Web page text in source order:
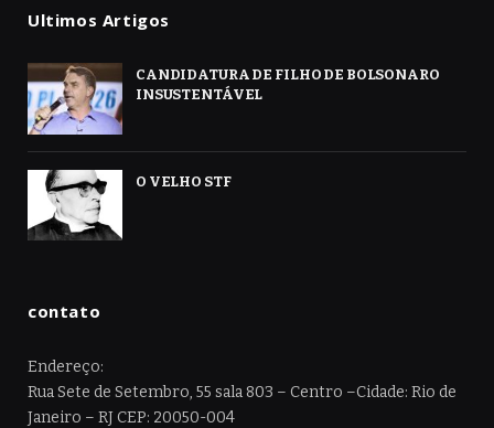
Ultimos Artigos
CANDIDATURA DE FILHO DE BOLSONARO
INSUSTENTÁVEL
O VELHO STF
contato
Endereço:
Rua Sete de Setembro, 55 sala 803 – Centro –Cidade: Rio de
Janeiro – RJ CEP: 20050-004